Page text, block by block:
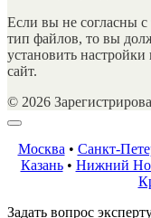
Если вы не согласны
тип файлов, то вы
установить настройки
сайт.
© 2026
Москва • Санкт-
Казань• Нижний
Задать вопрос